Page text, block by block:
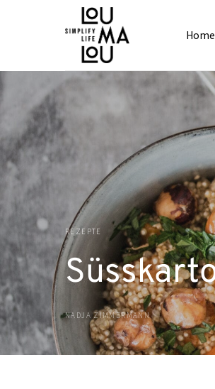
Home
REZEPTE
NADJA ZIMMERMANN